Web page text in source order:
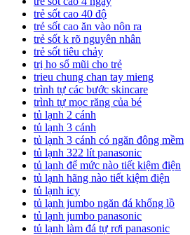
trẻ sốt cao 40 độ
trẻ sốt cao ăn vào nôn ra
trẻ sốt k rõ nguyên nhân
trẻ sốt tiêu chảy
trị ho sổ mũi cho trẻ
trieu chung chan tay mieng
trình tự các bước skincare
trình tự mọc răng của bé
tủ lạnh 2 cánh
tủ lạnh 3 cánh
tủ lạnh 3 cánh có ngăn đông mềm
tủ lạnh 322 lít panasonic
tủ lạnh để mức nào tiết kiệm điện
tủ lạnh hãng nào tiết kiệm điện
tủ lạnh icy
tủ lạnh jumbo ngăn đá khổng lồ
tủ lạnh jumbo panasonic
tủ lạnh làm đá tự rơi panasonic